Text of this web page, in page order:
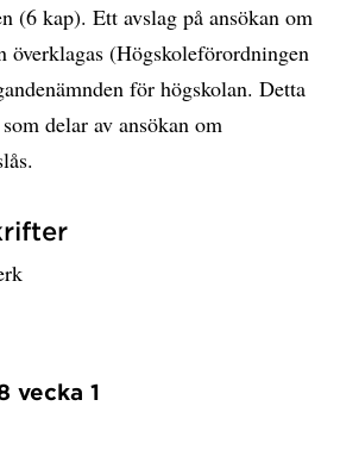
(6 kap). Ett avslag på ansökan om
överklagas (Högskoleförordningen
för högskolan. Detta
delar av ansökan om
vecka 1